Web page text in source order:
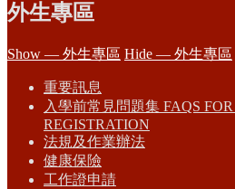
外生專區
Show — 外生專區 Hide — 外生專區
重要訊息
入學前常見問題集 FAQS
REGISTRATION
法規及作業辦法
健康保險
工作證申請